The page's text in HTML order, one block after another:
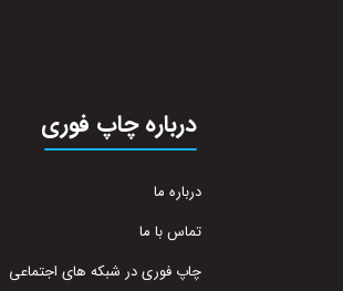
درباره چاپ فوری
درباره ما
تماس با ما
چاپ فوری در شبکه های اجتماعی